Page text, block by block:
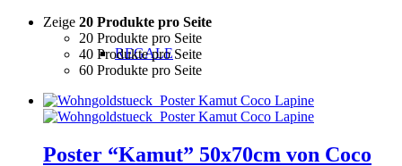
REGALE
Zeige 20 Produkte pro Seite
20 Produkte pro Seite
40 Produkte pro Seite
60 Produkte pro Seite
Poster “Kamut” 50x70cm von Coco